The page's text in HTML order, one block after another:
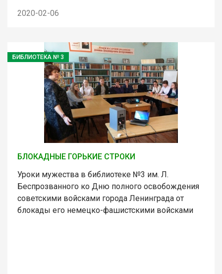
2020-02-06
БИБЛИОТЕКА № 3
БЛОКАДНЫЕ ГОРЬКИЕ СТРОКИ
Уроки мужества в библиотеке №3 им. Л.
Беспрозванного ко Дню полного освобождения
советскими войсками города Ленинграда от
блокады его немецко-фашистскими войсками